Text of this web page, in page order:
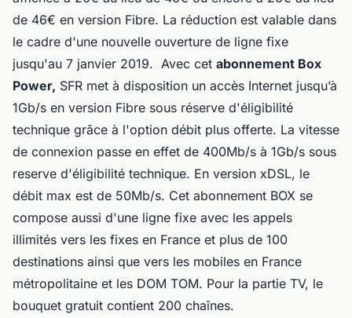
de 46€ en version Fibre. La réduction est valable dans
le cadre d'une nouvelle ouverture de ligne fixe
jusqu'au 7 janvier 2019. Avec cet abonnement Box
Power, SFR met à disposition un accès Internet jusqu’à
1Gb/s en version Fibre sous réserve d'éligibilité
technique grâce à l'option débit plus offerte. La vitesse
de connexion passe en effet de 400Mb/s à 1Gb/s sous
reserve d'éligibilité technique. En version xDSL, le
débit max est de 50Mb/s. Cet abonnement BOX se
compose aussi d'une ligne fixe avec les appels
illimités vers les fixes en France et plus de 100
destinations ainsi que vers les mobiles en France
métropolitaine et les DOM TOM. Pour la partie TV, le
bouquet gratuit contient 200 chaînes.